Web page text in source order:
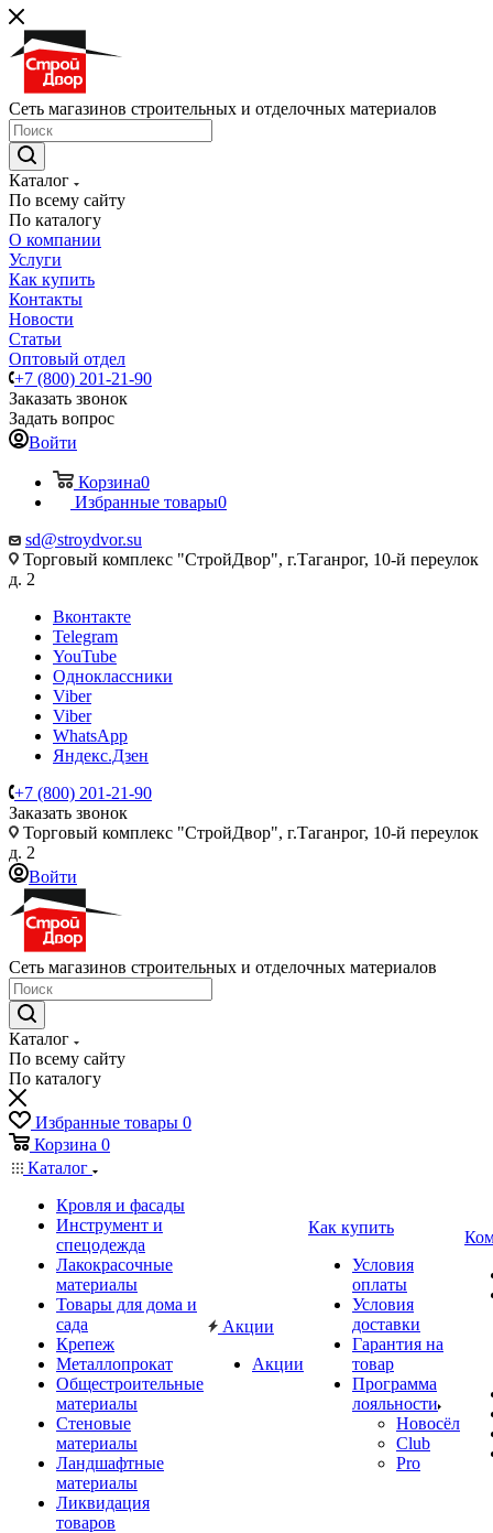
Сеть магазинов строительных и отделочных материалов
Каталог
По всему сайту
По каталогу
О компании
Услуги
Как купить
Контакты
Новости
Статьи
Оптовый отдел
+7 (800) 201-21-90
Заказать звонок
Задать вопрос
Войти
Корзина0
Избранные товары0
sd@stroydvor.su
Торговый комплекс "СтройДвор", г.Таганрог, 10-й переулок
д. 2
Вконтакте
Telegram
YouTube
Одноклассники
Viber
Viber
WhatsApp
Яндекс.Дзен
+7 (800) 201-21-90
Заказать звонок
Торговый комплекс "СтройДвор", г.Таганрог, 10-й переулок
д. 2
Войти
Сеть магазинов строительных и отделочных материалов
Каталог
По всему сайту
По каталогу
Избранные товары 0
Корзина 0
Каталог
Кровля и фасады
Инструмент и
спецодежда
Лакокрасочные
материалы
Товары для дома и
сада
Крепеж
Металлопрокат
Общестроительные
материалы
Стеновые
материалы
Ландшафтные
материалы
Ликвидация
товаров
Акции
Акции
Как купить
Условия
оплаты
Условия
доставки
Гарантия на
товар
Программа
лояльности
Новосёл
Club
Pro